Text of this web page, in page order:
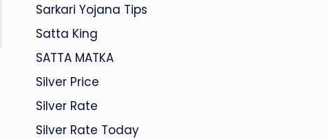
Sarkari Yojana Tips
Satta King
SATTA MATKA
Silver Price
Silver Rate
Silver Rate Today